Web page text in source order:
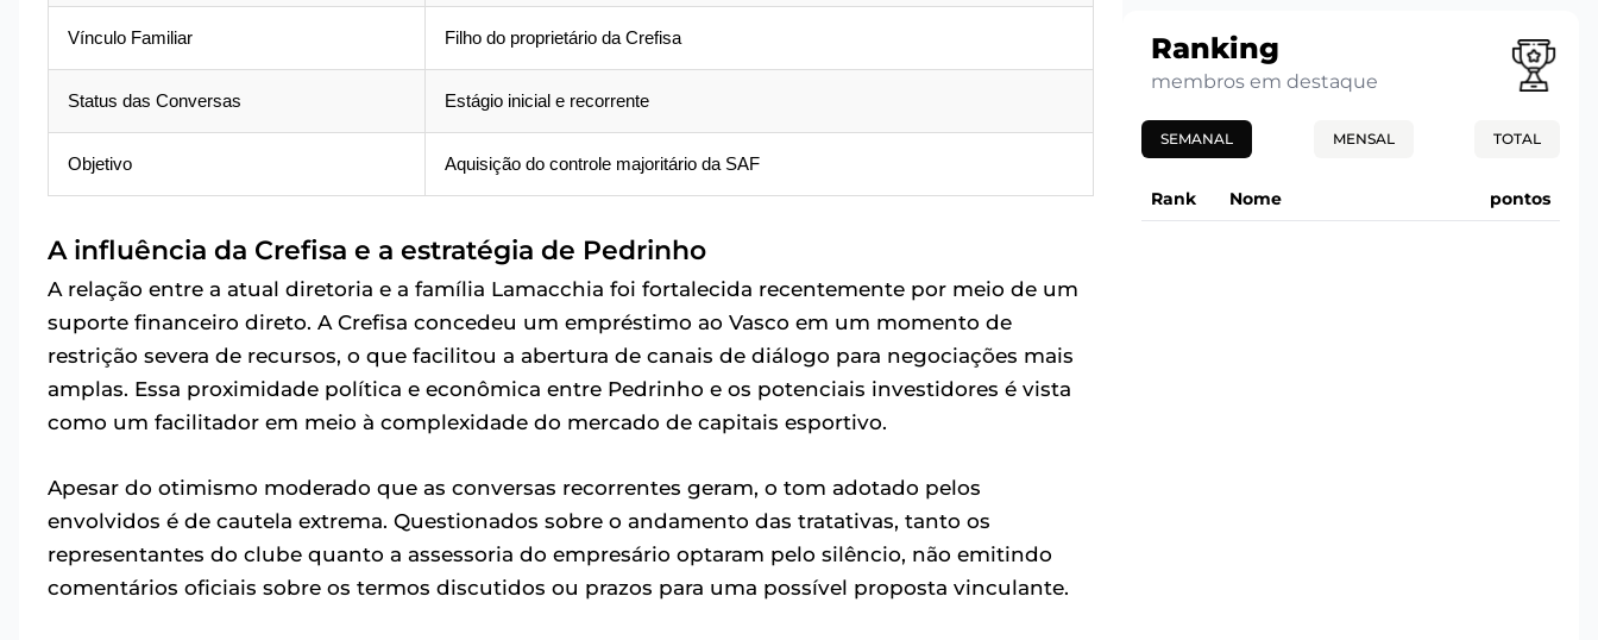
Vínculo Familiar Filho do proprietário da Crefisa
Status das Conversas Estágio inicial e recorrente
Objetivo Aquisição do controle majoritário da SAF
A influência da Crefisa e a estratégia de Pedrinho
A relação entre a atual diretoria e a família Lamacchia foi fortalecida recentemente por meio de um
suporte financeiro direto. A Crefisa concedeu um empréstimo ao Vasco em um momento de
restrição severa de recursos, o que facilitou a abertura de canais de diálogo para negociações mais
amplas. Essa proximidade política e econômica entre Pedrinho e os potenciais investidores é vista
como um facilitador em meio à complexidade do mercado de capitais esportivo.
Apesar do otimismo moderado que as conversas recorrentes geram, o tom adotado pelos
envolvidos é de cautela extrema. Questionados sobre o andamento das tratativas, tanto os
representantes do clube quanto a assessoria do empresário optaram pelo silêncio, não emitindo
comentários oficiais sobre os termos discutidos ou prazos para uma possível proposta vinculante.
Ranking
membros em destaque
SEMANAL MENSAL TOTAL
Rank Nome pontos